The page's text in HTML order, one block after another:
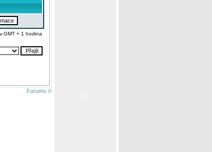
GMT + 1 hodina
Forums ©